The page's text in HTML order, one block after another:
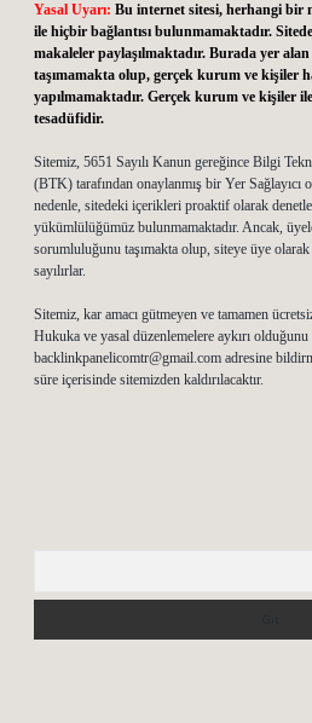
Yasal Uyarı: Bu internet sitesi, herhangi bir
ile hiçbir bağlantısı bulunmamaktadır. Sitede
makaleler paylaşılmaktadır. Burada yer
taşımamakta olup, gerçek kurum ve kişiler
yapılmamaktadır. Gerçek kurum ve kişiler
tesadüfidir.
Sitemiz, 5651 Sayılı Kanun gereğince Bilgi
(BTK) tarafından onaylanmış bir Yer Sağlayıcı
nedenle, sitedeki içerikleri proaktif olarak
yükümlülüğümüz bulunmamaktadır. Ancak,
sorumluluğunu taşımakta olup, siteye üye
sayılırlar.
Sitemiz, kar amacı gütmeyen ve tamamen
Hukuka ve yasal düzenlemelere aykırı
backlinkpanelicomtr@gmail.com adresine
süre içerisinde sitemizden kaldırılacaktır.